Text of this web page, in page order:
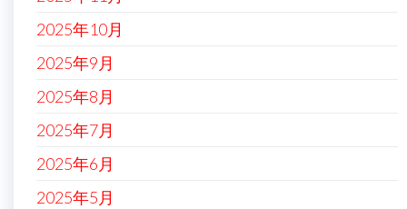
2025年10月
2025年9月
2025年8月
2025年7月
2025年6月
2025年5月